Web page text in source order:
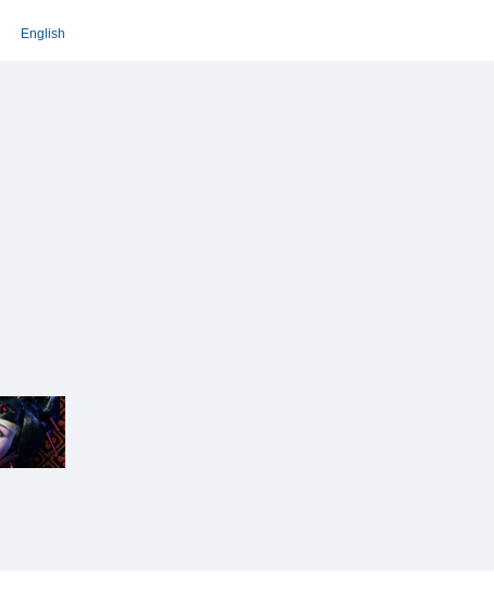
English